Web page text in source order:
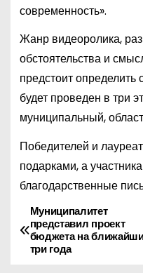
современность».
Жанр видеоролика,
обстоятельства и
предстоит определить
будет проведен в три
муниципальный,
Победителей и
подарками, а
благодарственные
Н
а
Муниципалитет
представил проект
бюджета на
три года